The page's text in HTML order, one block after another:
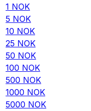
1 NOK
5 NOK
10 NOK
25 NOK
50 NOK
100 NOK
500 NOK
1000 NOK
5000 NOK